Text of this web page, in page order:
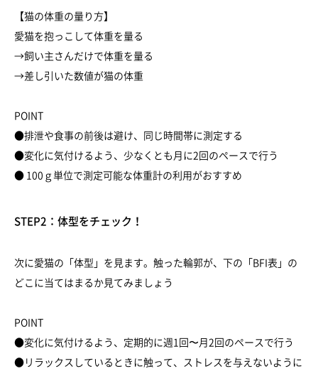
【猫の体重の量り方】
愛猫を抱っこして体重を量る
→飼い主さんだけで体重を量る
→差し引いた数値が猫の体重
POINT
●排泄や食事の前後は避け、同じ時間帯に測定する
●変化に気付けるよう、少なくとも月に2回のペースで行う
● 100ｇ単位で測定可能な体重計の利用がおすすめ
STEP2：体型をチェック！
次に愛猫の「体型」を見ます。触った輪郭が、下の「BFI表」の
どこに当てはまるか見てみましょう
POINT
●変化に気付けるよう、定期的に週1回〜月2回のペースで行う
●リラックスしているときに触って、ストレスを与えないように